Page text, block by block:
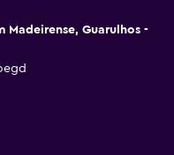
Madeirense, Guarulhos -